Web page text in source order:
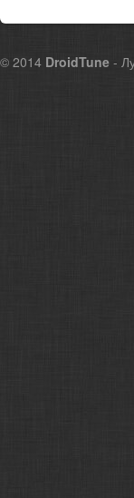
© 2014 DroidTune -